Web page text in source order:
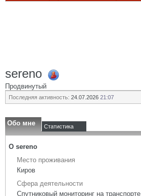
sereno
Продвинутый
Последняя активность: 24.07.2026 21:07
Обо мне Статистика
О sereno
Место проживания
Киров
Сфера деятельности
Спутниковый мониторинг на транспорте